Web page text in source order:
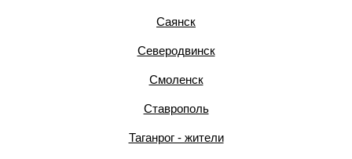
Саянск
Северодвинск
Смоленск
Ставрополь
Таганрог - жители